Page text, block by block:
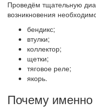
Проведём тщательную
возникновения
бендикс;
втулки;
коллектор;
щетки;
тяговое реле;
якорь.
Почему